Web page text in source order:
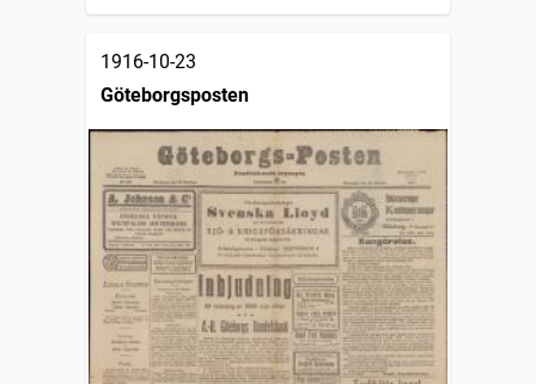
1916-10-23
Göteborgsposten